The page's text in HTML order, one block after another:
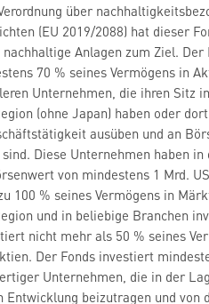
über
(EU 2019/2088) hat dieser
Anlagen zum Ziel. Der
70 % seines Vermögens in
Unternehmen, die ihren Sitz
(ohne Japan) haben oder
ausüben und an
Diese Unternehmen haben in
von mindestens 1 Mrd.
100 % seines Vermögens in
und in beliebige Branchen
nicht mehr als 50 % seines
Der Fonds investiert
Unternehmen, die in der
Entwicklung beizutragen und von